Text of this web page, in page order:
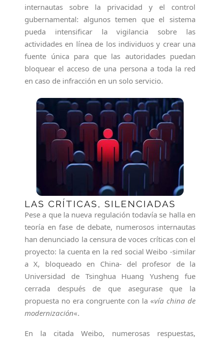
internautas sobre la privacidad y el control
gubernamental: algunos temen que el sistema
pueda intensificar la vigilancia sobre las
actividades en línea de los individuos y crear una
fuente única para que las autoridades puedan
bloquear el acceso de una persona a toda la red
en caso de infracción en un solo servicio.
LAS CRÍTICAS, SILENCIADAS
Pese a que la nueva regulación todavía se halla en
teoría en fase de debate, numerosos internautas
han denunciado la censura de voces críticas con el
proyecto: la cuenta en la red social Weibo -similar
a X, bloqueado en China- del profesor de la
Universidad de Tsinghua Huang Yusheng fue
cerrada después de que asegurase que la
propuesta no era congruente con la «vía china de
modernización«.
En la citada Weibo, numerosas respuestas,